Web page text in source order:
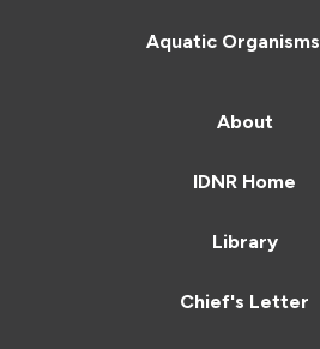
Aquatic Organisms
About
IDNR Home
Library
Chief's Letter